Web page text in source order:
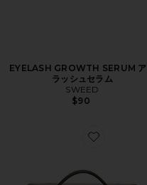
EYELASH GROWTH SERUM ア
ラッシュセラム
SWEED
$90
Favorite